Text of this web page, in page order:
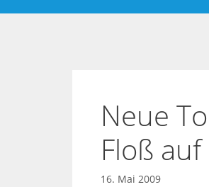
Neue
Floß
16. Mai 2009